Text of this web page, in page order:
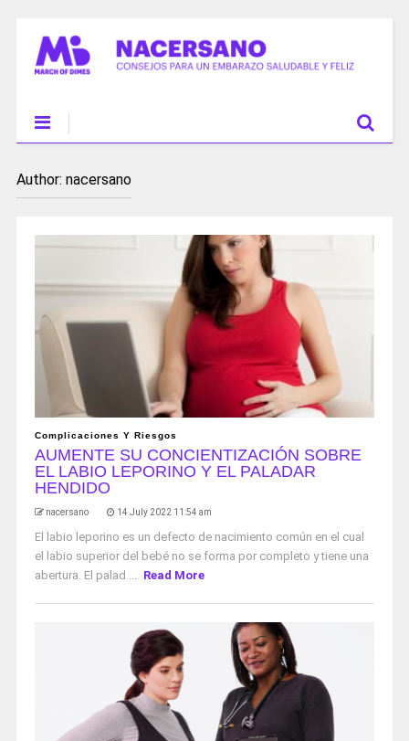
Author: nacersano
Complicaciones Y Riesgos
AUMENTE SU CONCIENTIZACIÓN SOBRE
EL LABIO LEPORINO Y EL PALADAR
HENDIDO
nacersano 14 July 2022 11:54 am
El labio leporino es un defecto de nacimiento común en el cual
el labio superior del bebé no se forma por completo y tiene una
abertura. El palad ... Read More